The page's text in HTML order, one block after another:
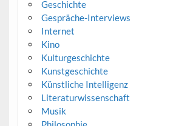
Geschichte
Gespräche-Interviews
Internet
Kino
Kulturgeschichte
Kunstgeschichte
Künstliche Intelligenz
Literaturwissenschaft
Musik